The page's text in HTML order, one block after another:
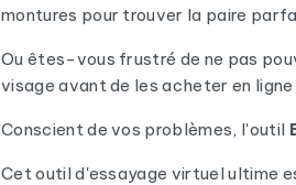
montures pour trouver la paire
Ou êtes-vous frustré de ne pas
visage avant de les acheter en ligne
Conscient de vos problèmes, l'outil
Cet outil d'essayage virtuel ultime